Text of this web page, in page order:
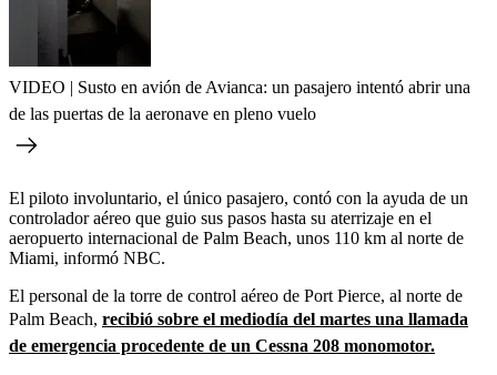
VIDEO | Susto en avión de Avianca: un pasajero intentó abrir una
de las puertas de la aeronave en pleno vuelo
El piloto involuntario, el único pasajero, contó con la ayuda de un
controlador aéreo que guio sus pasos hasta su aterrizaje en el
aeropuerto internacional de Palm Beach, unos 110 km al norte de
Miami, informó NBC.
El personal de la torre de control aéreo de Port Pierce, al norte de
Palm Beach, recibió sobre el mediodía del martes una llamada
de emergencia procedente de un Cessna 208 monomotor.